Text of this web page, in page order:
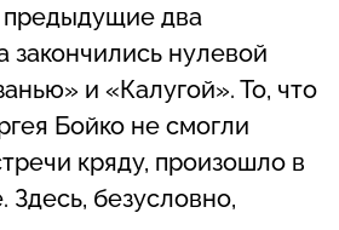
два
нулевой
и «Калугой». То, что
Бойко не смогли
кряду, произошло в
Здесь, безусловно,